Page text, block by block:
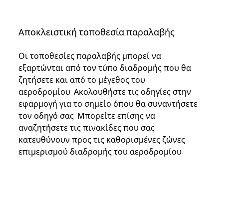
Αποκλειστική τοποθεσία παραλαβής
Οι τοποθεσίες παραλαβής μπορεί να
εξαρτώνται από τον τύπο διαδρομής που θα
ζητήσετε και από το μέγεθος του
αεροδρομίου. Ακολουθήστε τις οδηγίες στην
εφαρμογή για το σημείο όπου θα συναντήσετε
τον οδηγό σας. Μπορείτε επίσης να
αναζητήσετε τις πινακίδες που σας
κατευθύνουν προς τις καθορισμένες ζώνες
επιμερισμού διαδρομής του αεροδρομίου.